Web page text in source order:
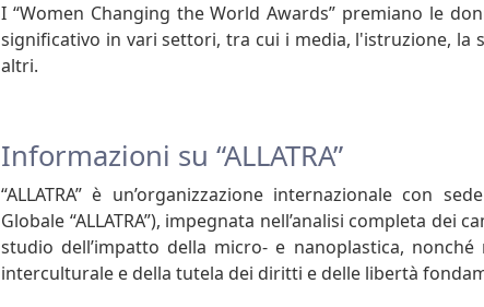
I “Women Changing the World Awards” premiano le
significativo in vari settori, tra cui i media, l'istruzione, la
altri.
Informazioni su “ALLATRA”
“ALLATRA” è un’organizzazione internazionale con
Globale “ALLATRA”), impegnata nell’analisi completa dei
studio dell’impatto della micro- e nanoplastica,
interculturale e della tutela dei diritti e delle libertà